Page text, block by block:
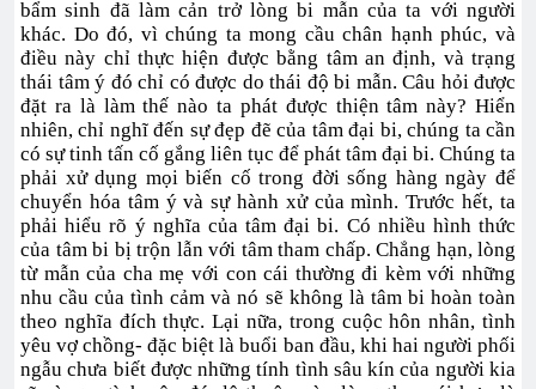
bẩm sinh đã làm cản trở lòng bi mẫn của ta với người
khác. Do đó, vì chúng ta mong cầu chân hạnh phúc, và
điều này chỉ thực hiện được bằng tâm an định, và trạng
thái tâm ý đó chỉ có được do thái độ bi mẫn. Câu hỏi được
đặt ra là làm thế nào ta phát được thiện tâm này? Hiển
nhiên, chỉ nghĩ đến sự đẹp đẽ của tâm đại bi, chúng ta cần
có sự tinh tấn cố gắng liên tục để phát tâm đại bi. Chúng ta
phải xử dụng mọi biến cố trong đời sống hàng ngày để
chuyển hóa tâm ý và sự hành xử của mình. Trước hết, ta
phải hiểu rõ ý nghĩa của tâm đại bi. Có nhiều hình thức
của tâm bi bị trộn lẫn với tâm tham chấp. Chẳng hạn, lòng
từ mẫn của cha mẹ với con cái thường đi kèm với những
nhu cầu của tình cảm và nó sẽ không là tâm bi hoàn toàn
theo nghĩa đích thực. Lại nữa, trong cuộc hôn nhân, tình
yêu vợ chồng- đặc biệt là buổi ban đầu, khi hai người phối
ngẫu chưa biết được những tính tình sâu kín của người kia